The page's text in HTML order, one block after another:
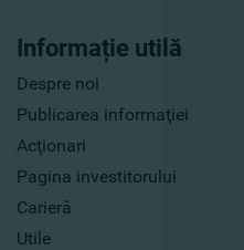
Informație utilă
Despre noi
Publicarea informaţiei
Acţionari
Pagina investitorului
Carieră
Utile